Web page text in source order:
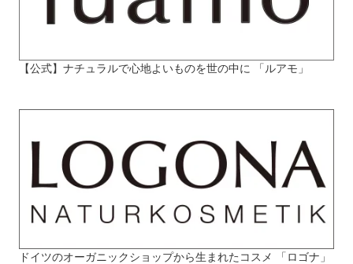
【公式】ナチュラルで心地よいものを世の中に 「ルアモ」
ドイツのオーガニックショップから生まれたコスメ 「ロゴナ」